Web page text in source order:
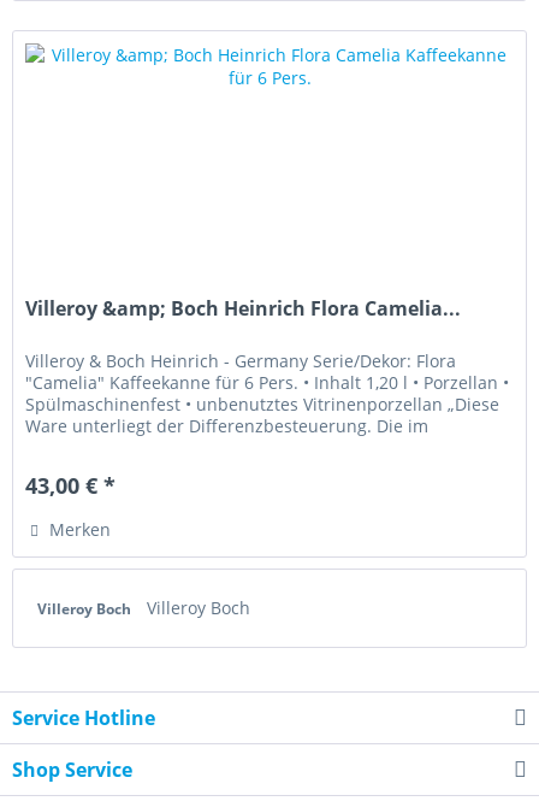
Villeroy &amp; Boch Heinrich Flora Camelia...
Villeroy & Boch Heinrich - Germany Serie/Dekor: Flora
"Camelia" Kaffeekanne für 6 Pers. • Inhalt 1,20 l • Porzellan •
Spülmaschinenfest • unbenutztes Vitrinenporzellan „Diese
Ware unterliegt der Differenzbesteuerung. Die im
43,00 € *
Merken
Villeroy Boch Villeroy Boch
Service Hotline
Shop Service